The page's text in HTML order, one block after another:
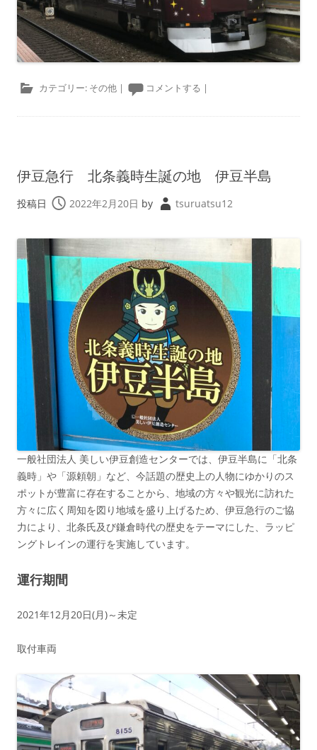
カテゴリー: その他 | コメントする |
伊豆急行 北条義時生誕の地 伊豆半島
投稿日 2022年2月20日 by tsuruatsu12
一般社団法人 美しい伊豆創造センターでは、伊豆半島に「北条
義時」や「源頼朝」など、今話題の歴史上の人物にゆかりのス
ポットが豊富に存在することから、地域の方々や観光に訪れた
方々に広く周知を図り地域を盛り上げるため、伊豆急行のご協
力により、北条氏及び鎌倉時代の歴史をテーマにした、ラッピ
ングトレインの運行を実施しています。
運行期間
2021年12月20日(月)～未定
取付車両